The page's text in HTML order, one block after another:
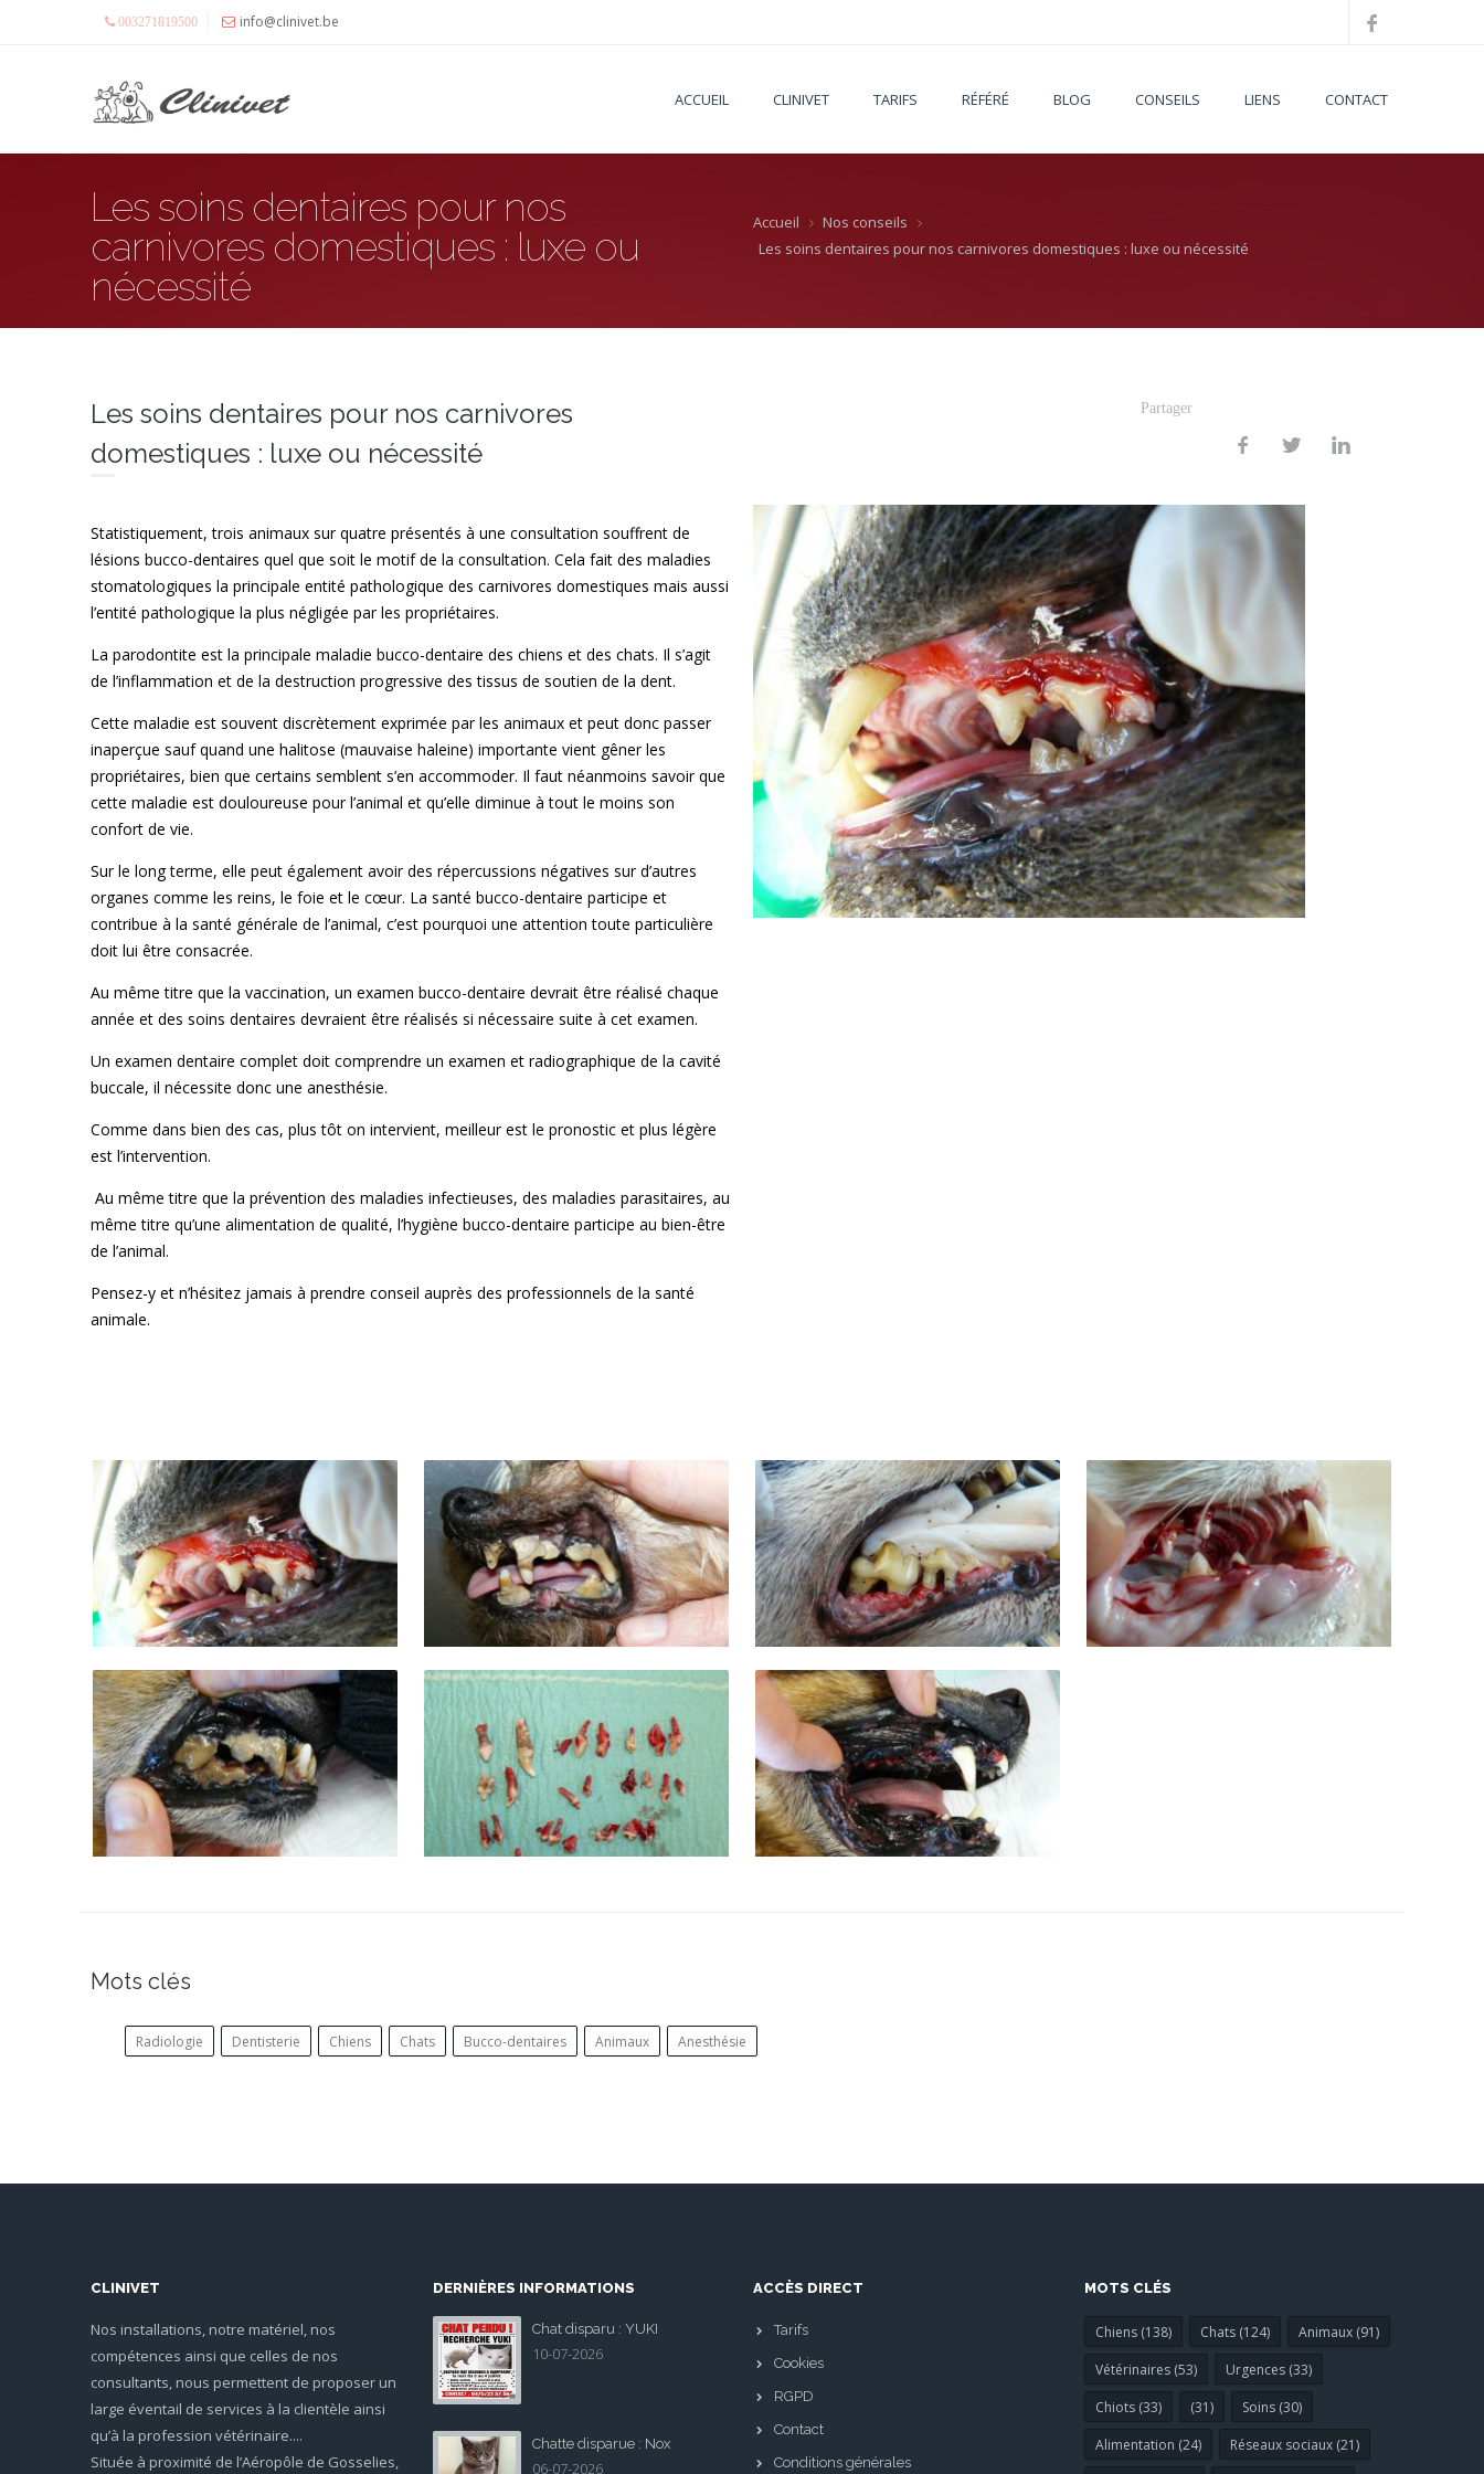
003271819500 info@clinivet.be
ACCUEIL CLINIVET TARIFS RÉFÉRÉ BLOG CONSEILS LIENS CONTACT
Les soins dentaires pour nos
carnivores domestiques : luxe ou
nécessité
Accueil
Nos conseils
Les soins dentaires pour nos carnivores domestiques : luxe ou nécessité
Les soins dentaires pour nos carnivores
domestiques : luxe ou nécessité
Partager
Statistiquement, trois animaux sur quatre présentés à une consultation souffrent de
lésions bucco-dentaires quel que soit le motif de la consultation. Cela fait des maladies
stomatologiques la principale entité pathologique des carnivores domestiques mais aussi
l’entité pathologique la plus négligée par les propriétaires.
La parodontite est la principale maladie bucco-dentaire des chiens et des chats. Il s’agit
de l’inflammation et de la destruction progressive des tissus de soutien de la dent.
Cette maladie est souvent discrètement exprimée par les animaux et peut donc passer
inaperçue sauf quand une halitose (mauvaise haleine) importante vient gêner les
propriétaires, bien que certains semblent s’en accommoder. Il faut néanmoins savoir que
cette maladie est douloureuse pour l’animal et qu’elle diminue à tout le moins son
confort de vie.
Sur le long terme, elle peut également avoir des répercussions négatives sur d’autres
organes comme les reins, le foie et le cœur. La santé bucco-dentaire participe et
contribue à la santé générale de l’animal, c’est pourquoi une attention toute particulière
doit lui être consacrée.
Au même titre que la vaccination, un examen bucco-dentaire devrait être réalisé chaque
année et des soins dentaires devraient être réalisés si nécessaire suite à cet examen.
Un examen dentaire complet doit comprendre un examen et radiographique de la cavité
buccale, il nécessite donc une anesthésie.
Comme dans bien des cas, plus tôt on intervient, meilleur est le pronostic et plus légère
est l’intervention.
Au même titre que la prévention des maladies infectieuses, des maladies parasitaires, au
même titre qu’une alimentation de qualité, l’hygiène bucco-dentaire participe au bien-être
de l’animal.
Pensez-y et n’hésitez jamais à prendre conseil auprès des professionnels de la santé
animale.
Mots clés
Radiologie Dentisterie Chiens Chats Bucco-dentaires Animaux Anesthésie
CLINIVET
Nos installations, notre matériel, nos
compétences ainsi que celles de nos
consultants, nous permettent de proposer un
large éventail de services à la clientèle ainsi
qu’à la profession vétérinaire....
Située à proximité de l’Aéropôle de Gosselies,
DERNIÈRES INFORMATIONS
Chat disparu : YUKI
10-07-2026
Chatte disparue : Nox
06-07-2026
ACCÈS DIRECT
Tarifs
Cookies
RGPD
Contact
Conditions générales
MOTS CLÉS
Chiens (138) Chats (124)
Animaux (91)
Vétérinaires (53)
Urgences (33)
Chiots (33)
(31)
Soins (30)
Alimentation (24)
Réseaux sociaux (21)